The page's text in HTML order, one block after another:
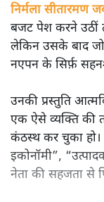
निर्मला सीतारमण
बजट पेश करने उठीं
लेकिन उसके बाद
नएपन के सिर्फ़
उनकी प्रस्तुति
एक ऐसे व्यक्ति की
कंठस्थ कर चुका
इकोनॉमी”,
नेता की सहजता से